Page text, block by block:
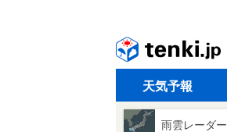
天気予報
雨雲レーダー